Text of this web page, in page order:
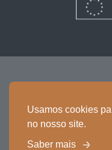
Usamos cookies
no nosso site.
Saber mais